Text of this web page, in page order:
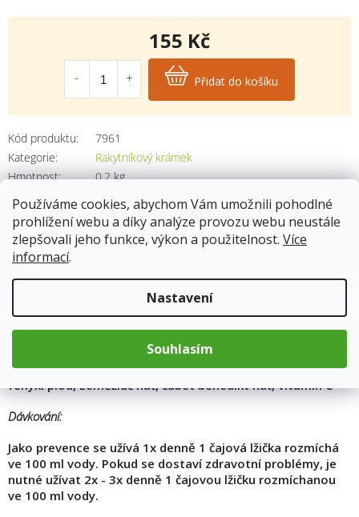
Používáme cookies, abychom Vám umožnili pohodlné
prohlížení webu a díky analýze provozu webu neustále
zlepšovali jeho funkce, výkon a použitelnost. Více
informací.
Nastavení
Souhlasím
Kód produktu:
7961
Kategorie:
Rakytníkový krámek
Hmotnost: 0.2 kg
155 Kč
Měrná
cena:
Přidat do košíku
Popis
Nosná látka voda 90,8%, bylinný extrakt směsi bylin 7,5%,
vitamin C 1,2%, kyselina citronová 0,5%.
Máta nať, lnice květel, měsíček květ, heřmánek květ,
fenykl plod, zeměžluč nať, čubet benedikt nať, vitamin C
Dávkování:
Jako prevence se užívá 1x denně 1 čajová lžička rozmíchá
ve 100 ml vody. Pokud se dostaví zdravotní problémy, je
nutné užívat 2x - 3x denně 1 čajovou lžičku rozmíchanou
ve 100 ml vody.